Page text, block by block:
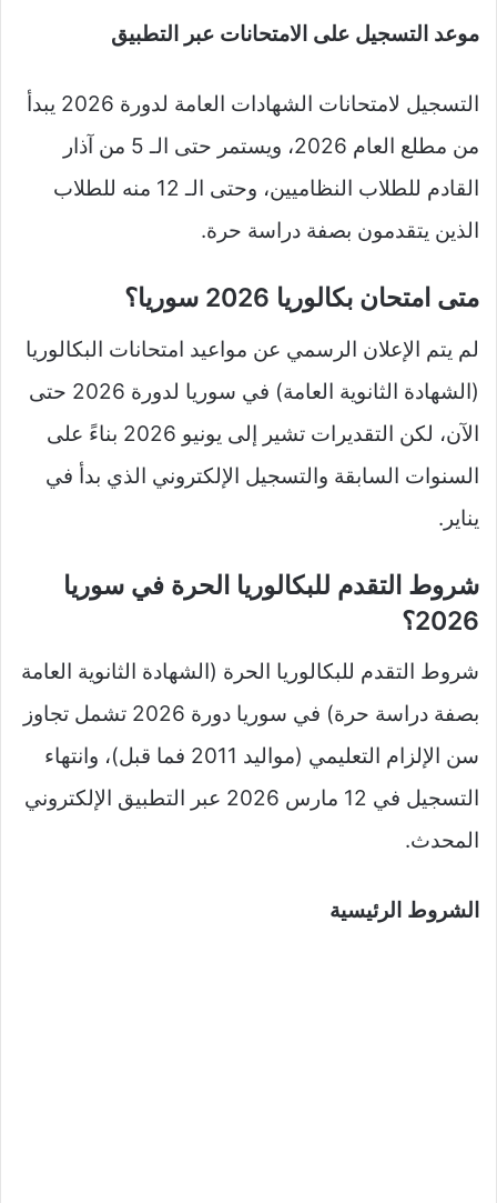
موعد التسجيل على الامتحانات عبر التطبيق
التسجيل لامتحانات الشهادات العامة لدورة 2026 يبدأ
من مطلع العام 2026، ويستمر حتى الـ 5 من آذار
القادم للطلاب النظاميين، وحتى الـ 12 منه للطلاب
الذين يتقدمون بصفة دراسة حرة.
متى امتحان بكالوريا 2026 سوريا؟
لم يتم الإعلان الرسمي عن مواعيد امتحانات البكالوريا
(الشهادة الثانوية العامة) في سوريا لدورة 2026 حتى
الآن، لكن التقديرات تشير إلى يونيو 2026 بناءً على
السنوات السابقة والتسجيل الإلكتروني الذي بدأ في
يناير.
شروط التقدم للبكالوريا الحرة في سوريا
2026؟
شروط التقدم للبكالوريا الحرة (الشهادة الثانوية العامة
بصفة دراسة حرة) في سوريا دورة 2026 تشمل تجاوز
سن الإلزام التعليمي (مواليد 2011 فما قبل)، وانتهاء
التسجيل في 12 مارس 2026 عبر التطبيق الإلكتروني
المحدث.​
الشروط الرئيسية